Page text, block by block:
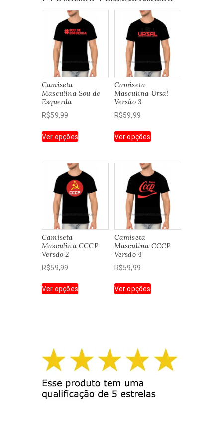
Camiseta
Masculina Sou de
Esquerda
R$59,99
Ver opçõesproduto
várias
variantes.
As
opções
podem
ser
escolhidas
página
Camiseta
Masculina Ursal
Versão 3
R$59,99
Ver opçõesproduto
várias
variantes.
As
opções
podem
ser
escolhidas
página
Camiseta
Masculina CCCP
Versão 2
R$59,99
Ver opçõesproduto
opções
podem
ser
escolhidas
na
Camiseta
Masculina CCCP
Versão 4
R$59,99
Ver opçõesproduto
opções
podem
ser
na